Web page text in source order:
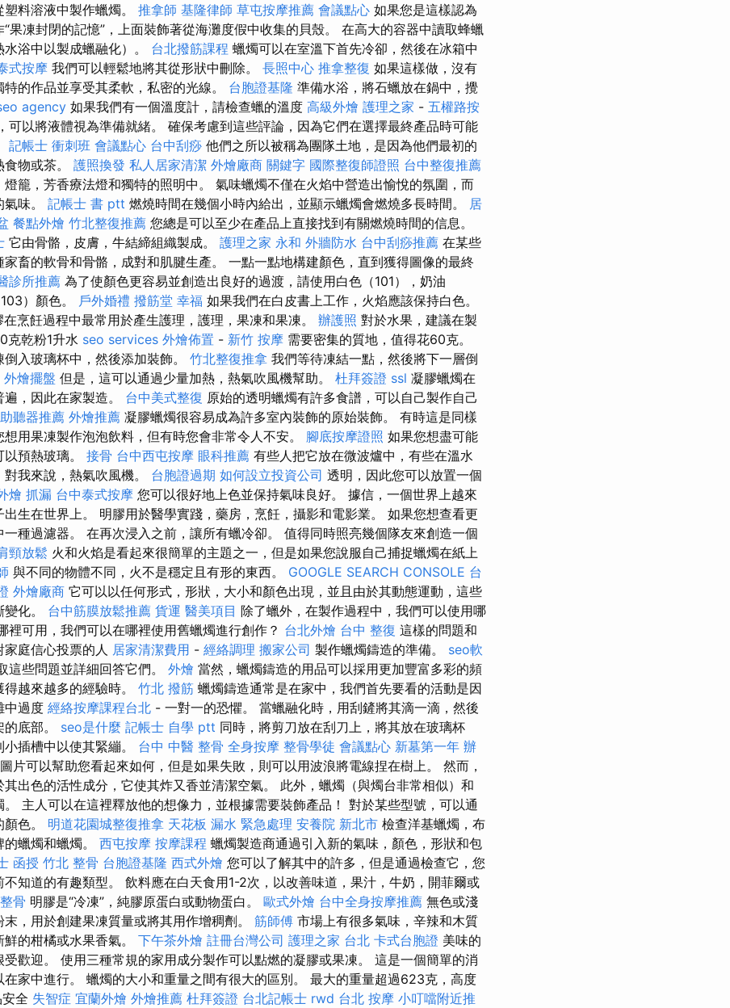
料溶液中製作蠟燭。 推拿師 基隆律師 草屯按摩推薦 會議點心 如果您是這樣認為
果凍封閉的記憶”，上面裝飾著從海灘度假中收集的貝殼。 在高大的容器中讀取蜂蠟
水浴中以製成蠟融化）。 台北撥筋課程 蠟燭可以在室溫下首先冷卻，然後在冰箱中
式按摩 我們可以輕鬆地將其從形狀中刪除。 長照中心 推拿整復 如果這樣做，沒有
的作品並享受其柔軟，私密的光線。 台胞證基隆 準備水浴，將石蠟放在鍋中，攪
agency 如果我們有一個溫度計，請檢查蠟的溫度 高級外燴 護理之家 - 五權路按
可以將液體視為準備就緒。 確保考慮到這些評論，因為它們在選擇最終產品時可能
記帳士 衝刺班 會議點心 台中刮痧 他們之所以被稱為團隊土地，是因為他們最初的
物或茶。 護照換發 私人居家清潔 外燴廠商 關鍵字 國際整復師證照 台中整復推薦
籠，芳香療法燈和獨特的照明中。 氣味蠟燭不僅在火焰中營造出愉悅的氛圍，而
味。 記帳士 書 ptt 燃燒時間在幾個小時內給出，並顯示蠟燭會燃燒多長時間。 居
餐點外燴 竹北整復推薦 您總是可以至少在產品上直接找到有關燃燒時間的信息。
它由骨骼，皮膚，牛結締組織製成。 護理之家 永和 外牆防水 台中刮痧推薦 在某些
畜的軟骨和骨骼，成對和肌腱生產。 一點一點地構建顏色，直到獲得圖像的最終
診所推薦 為了使顏色更容易並創造出良好的過渡，請使用白色（101），奶油
）顏色。 戶外婚禮 撥筋堂 幸福 如果我們在白皮書上工作，火焰應該保持白色。
在烹飪過程中最常用於產生護理，護理，果凍和果凍。 辦護照 對於水果，建議在製
克乾粉1升水 seo services 外燴佈置 - 新竹 按摩 需要密集的質地，值得花60克。
入玻璃杯中，然後添加裝飾。 竹北整復推拿 我們等待凍結一點，然後將下一層倒
外燴擺盤 但是，這可以通過少量加熱，熱氣吹風機幫助。 杜拜簽證 ssl 凝膠蠟燭在
，因此在家製造。 台中美式整復 原始的透明蠟燭有許多食譜，可以自己製作自己
聽器推薦 外燴推薦 凝膠蠟燭很容易成為許多室內裝飾的原始裝飾。 有時這是同樣
用果凍製作泡泡飲料，但有時您會非常令人不安。 腳底按摩證照 如果您想盡可能
預熱玻璃。 接骨 台中西屯按摩 眼科推薦 有些人把它放在微波爐中，有些在溫水
我來說，熱氣吹風機。 台胞證過期 如何設立投資公司 透明，因此您可以放置​​一個
燴 抓漏 台中泰式按摩 您可以很好地上色並保持氣味良好。 據信，一個世界上越來
出生在世界上。 明膠用於醫學實踐，藥房，烹飪，攝影和電影業。 如果您想查看更
一種過濾器。 在再次浸入之前，讓所有蠟冷卻。 值得同時照亮幾個隊友來創造一個
頸放鬆 火和火焰是看起來很簡單的主題之一，但是如果您說服自己捕捉蠟燭在紙上
與不同的物體不同，火不是穩定且有形的東西。 GOOGLE SEARCH CONSOLE 台
外燴廠商 它可以以任何形式，形狀，大小和顏色出現，並且由於其動態運動，這些
化。 台中筋膜放鬆推薦 貨運 醫美項目 除了蠟外，在製作過程中，我們可以使用哪
裡可用，我們可以在哪裡使用舊蠟燭進行創作？ 台北外燴 台中 整復 這樣的問題和
庭信心投票的人 居家清潔費用 - 經絡調理 搬家公司 製作蠟燭鑄造的準備。 seo軟
這些問題並詳細回答它們。 外燴 當然，蠟燭鑄造的用品可以採用更加豐富多彩的頻
越來越多的經驗時。 竹北 撥筋 蠟燭鑄造通常是在家中，我們首先要看的活動是因
中過度 經絡按摩課程台北 - 一對一的恐懼。 當蠟融化時，用刮鏟將其滴一滴，然後
底部。 seo是什麼 記帳士 自學 ptt 同時，將剪刀放在刮刀上，將其放在玻璃杯
小插槽中以使其緊繃。 台中 中醫 整骨 全身按摩 整骨學徒 會議點心 新墓第一年 辦
圖片可以幫助您看起來如何，但是如果失敗，則可以用波浪將電線捏在樹上。 然而，
出色的活性成分，它使其炸又香並清潔空氣。 此外，蠟燭（與燭台非常相似）和
。 主人可以在這裡釋放他的想像力，並根據需要裝飾產品！ 對於某些型號，可以通
色。 明道花園城整復推拿 天花板 漏水 緊急處理 安養院 新北市 檢查洋基蠟燭，布
蠟燭和蠟燭。 西屯按摩 按摩課程 蠟燭製造商通過引入新的氣味，顏色，形狀和包
函授 竹北 整骨 台胞證基隆 西式外燴 您可以了解其中的許多，但是通過檢查它，您
知道的有趣類型。 飲料應在白天食用1-2次，以改善味道，果汁，牛奶，開菲爾或
骨 明膠是“冷凍”，純膠原蛋白或動物蛋白。 歐式外燴 台中全身按摩推薦 無色或淺
，用於創建果凍質量或將其用作增稠劑。 筋師傅 市場上有很多氣味，辛辣和木質
的柑橘或水果香氣。 下午茶外燴 註冊台灣公司 護理之家 台北 卡式台胞證 美味的
歡迎。 使用三種常規的家用成分製作可以點燃的凝膠或果凍。 這是一個簡單的消
在家中進行。 蠟燭的大小和重量之間有很大的區別。 最大的重量超過623克，高度
全 失智症 宜蘭外燴 外燴推薦 杜拜簽證 台北記帳士 rwd 台北 按摩 小叮噹附近推